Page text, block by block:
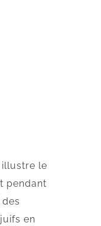
illustre le
pendant
en